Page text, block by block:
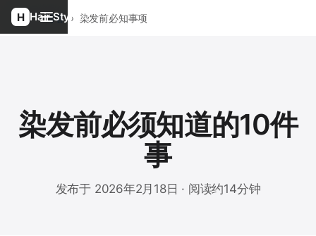
Hair Style
首页 › 博客 › 染发前必知事项
染发前必须知道的10件
事
发布于 2026年2月18日 · 阅读约14分钟